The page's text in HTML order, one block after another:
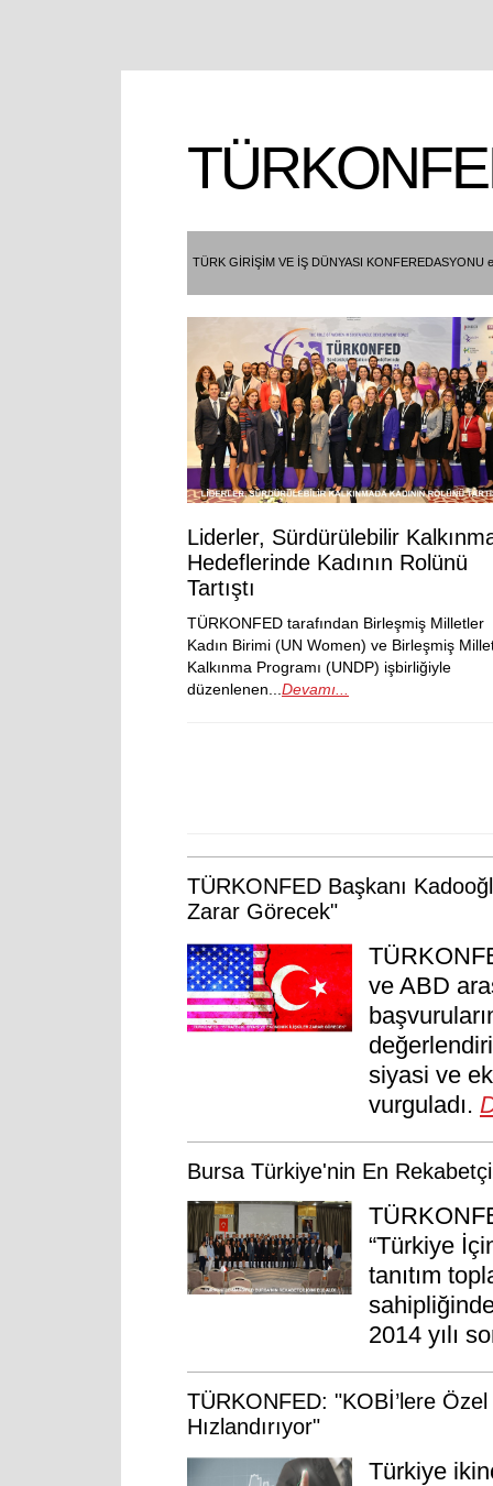
TÜRK GİRİŞİM VE İŞ DÜNYASI KONFEREDASYONU
Liderler, Sürdürülebilir
Hedeflerinde Kadının Rolünü
Tartıştı
TÜRKONFED tarafından Birleşmiş Milletler
Kadın Birimi (UN Women) ve Birleşmiş
Kalkınma Programı (UNDP) işbirliğiyle
düzenlenen... Devamı...
TÜRKONFED Başkanı
Zarar Görecek"
ve ABD
siyasi ve
vurguladı.
Bursa Türkiye'nin En
“Türkiye
tanıtım
2014 yılı
TÜRKONFED: "KOBİ’lere
Hızlandırıyor"
Türkiye